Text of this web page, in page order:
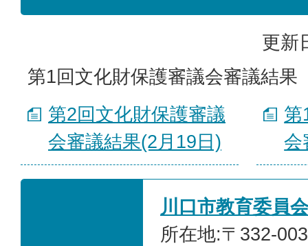
更新
第1回文化財保護審議会審議結果
第2回文化財保護審議
会審議結果(2月19日)
第
会
川口市教育委員
所在地:〒332-